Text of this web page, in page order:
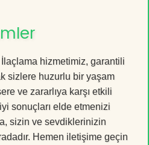
hizmetimiz, garantili
sizlere huzurlu bir yaşam
ve zararlıya karşı etkili
sonuçları elde etmenizi
sizin ve sevdiklerinizin
Hemen iletişime geçin